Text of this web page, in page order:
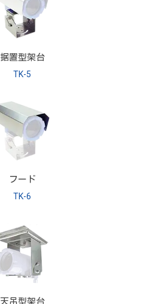
据置型架台
TK-5
フード
TK-6
天吊型架台